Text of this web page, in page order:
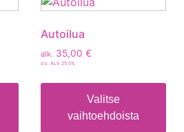
Autoilua
alk. 35,00 €
sis. ALV 25,5%
Valitse
vaihtoehdoista